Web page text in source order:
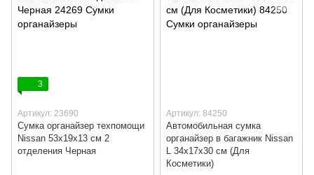
3
Артикул: 23690
Сумка органайзер техпомощи
Nissan 53х19х13 см 2
отделения Черная
Артикул: 84250
Автомобильная сумка
органайзер в багажник Nissan
L 34x17x30 см (Для
Косметики)